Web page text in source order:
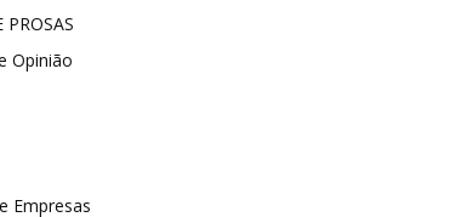
PROSAS
Opinião
Empresas